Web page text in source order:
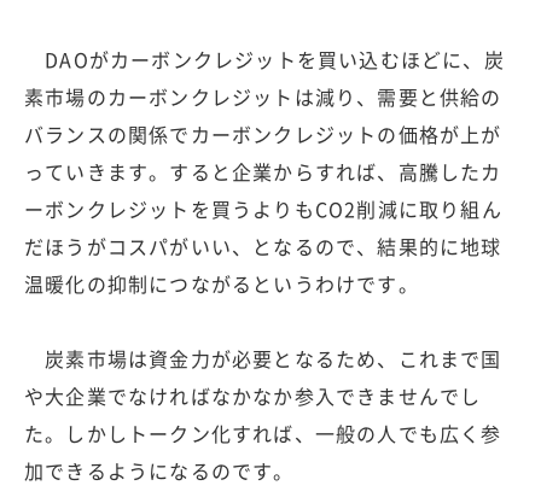
DAOがカーボンクレジットを買い込むほどに、炭
素市場のカーボンクレジットは減り、需要と供給の
バランスの関係でカーボンクレジットの価格が上が
っていきます。すると企業からすれば、高騰したカ
ーボンクレジットを買うよりもCO2削減に取り組ん
だほうがコスパがいい、となるので、結果的に地球
温暖化の抑制につながるというわけです。
炭素市場は資金力が必要となるため、これまで国
や大企業でなければなかなか参入できませんでし
た。しかしトークン化すれば、一般の人でも広く参
加できるようになるのです。